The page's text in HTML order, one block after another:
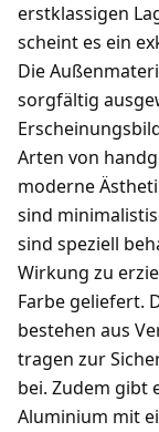
erstklassigen
scheint es ein
Die
sorgfältig
Arten von
moderne
sind
sind speziell
Wirkung zu
Farbe geliefert.
bestehen aus
tragen zur
bei. Zudem gibt
Aluminium mit